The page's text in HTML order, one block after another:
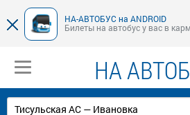
НА-АВТОБУС на ANDROID
Билеты на автобус у вас в
НА